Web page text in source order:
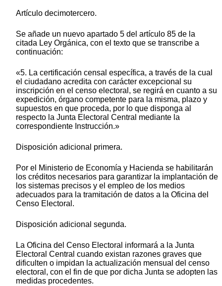
Artículo decimotercero.
Se añade un nuevo apartado 5 del artículo 85 de la
citada Ley Orgánica, con el texto que se transcribe a
continuación:
«5. La certificación censal específica, a través de la cual
el ciudadano acredita con carácter excepcional su
inscripción en el censo electoral, se regirá en cuanto a su
expedición, órgano competente para la misma, plazo y
supuestos en que proceda, por lo que disponga al
respecto la Junta Electoral Central mediante la
correspondiente Instrucción.»
Disposición adicional primera.
Por el Ministerio de Economía y Hacienda se habilitarán
los créditos necesarios para garantizar la implantación de
los sistemas precisos y el empleo de los medios
adecuados para la tramitación de datos a la Oficina del
Censo Electoral.
Disposición adicional segunda.
La Oficina del Censo Electoral informará a la Junta
Electoral Central cuando existan razones graves que
dificulten o impidan la actualización mensual del censo
electoral, con el fin de que por dicha Junta se adopten las
medidas procedentes.